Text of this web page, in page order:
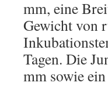
mm, eine
Gewicht von
Tagen. Die
mm sowie